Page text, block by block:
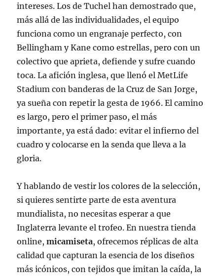
intereses. Los de Tuchel han demostrado que,
más allá de las individualidades, el equipo
funciona como un engranaje perfecto, con
Bellingham y Kane como estrellas, pero con un
colectivo que aprieta, defiende y sufre cuando
toca. La afición inglesa, que llenó el MetLife
Stadium con banderas de la Cruz de San Jorge,
ya sueña con repetir la gesta de 1966. El camino
es largo, pero el primer paso, el más
importante, ya está dado: evitar el infierno del
cuadro y colocarse en la senda que lleva a la
gloria.
Y hablando de vestir los colores de la selección,
si quieres sentirte parte de esta aventura
mundialista, no necesitas esperar a que
Inglaterra levante el trofeo. En nuestra tienda
online,micamiseta, ofrecemos réplicas de alta
calidad que capturan la esencia de los diseños
más icónicos, con tejidos que imitan la caída, la